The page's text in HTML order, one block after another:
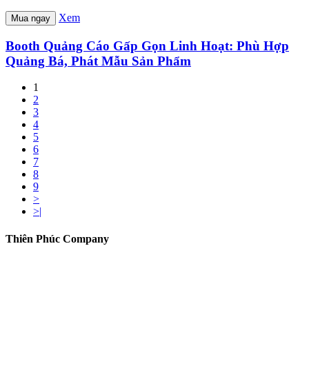
Mua ngay Xem
Booth Quảng Cáo Gấp Gọn Linh Hoạt: Phù Hợp
Quảng Bá, Phát Mẫu Sản Phẩm
1
2
3
4
5
6
7
8
9
>
>|
Thiên Phúc Company